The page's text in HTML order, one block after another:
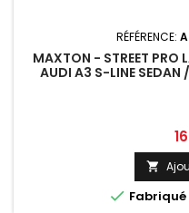
RÉFÉRENCE:
MAXTON - STREET PRO
AUDI A3 S-LINE SEDAN

